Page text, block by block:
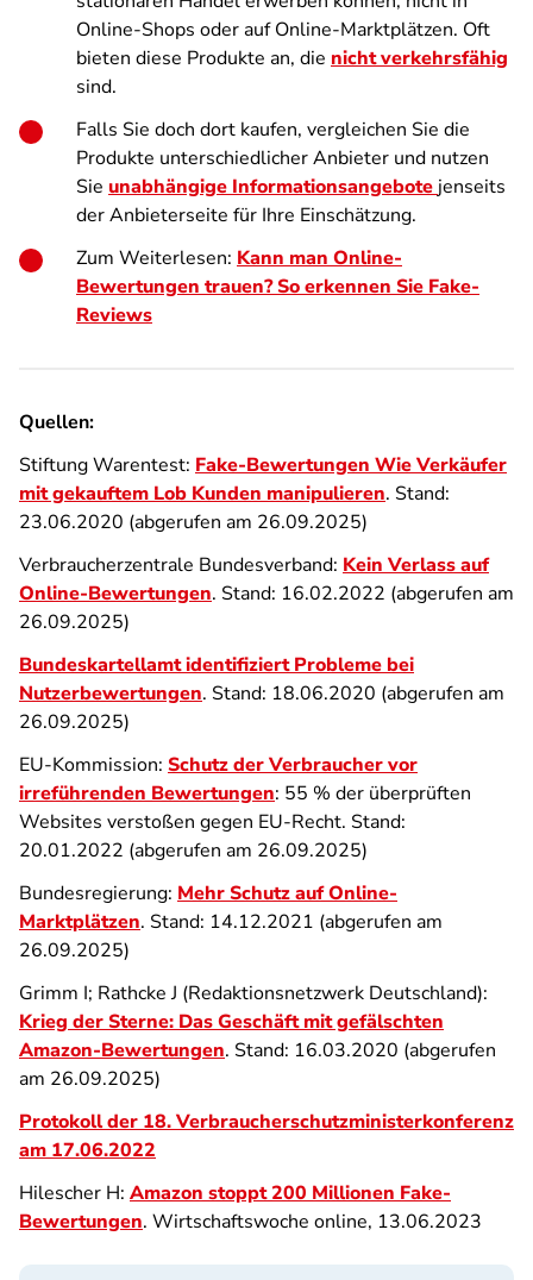
Online-Shops oder auf Online-Marktplätzen. Oft
bieten diese Produkte an, die nicht verkehrsfähig
sind.
Falls Sie doch dort kaufen, vergleichen Sie die
Produkte unterschiedlicher Anbieter und nutzen
Sie unabhängige Informationsangebote jenseits
der Anbieterseite für Ihre Einschätzung.
Zum Weiterlesen: Kann man Online-
Bewertungen trauen? So erkennen Sie Fake-
Reviews
Quellen:
Stiftung Warentest: Fake-Bewertungen Wie Verkäufer
mit gekauftem Lob Kunden manipulieren. Stand:
23.06.2020 (abgerufen am 26.09.2025)
Verbraucherzentrale Bundesverband: Kein Verlass auf
Online-Bewertungen. Stand: 16.02.2022 (abgerufen am
26.09.2025)
Bundeskartellamt identifiziert Probleme bei
Nutzerbewertungen. Stand: 18.06.2020 (abgerufen am
26.09.2025)
EU-Kommission: Schutz der Verbraucher vor
irreführenden Bewertungen: 55 % der überprüften
Websites verstoßen gegen EU-Recht. Stand:
20.01.2022 (abgerufen am 26.09.2025)
Bundesregierung: Mehr Schutz auf Online-
Marktplätzen. Stand: 14.12.2021 (abgerufen am
26.09.2025)
Grimm I; Rathcke J (Redaktionsnetzwerk Deutschland):
Krieg der Sterne: Das Geschäft mit gefälschten
Amazon-Bewertungen. Stand: 16.03.2020 (abgerufen
am 26.09.2025)
Protokoll der 18. Verbraucherschutzministerkonferenz
am 17.06.2022
Hilescher H: Amazon stoppt 200 Millionen Fake-
Bewertungen. Wirtschaftswoche online, 13.06.2023